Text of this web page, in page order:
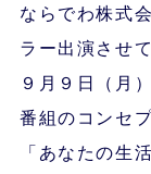
ならでわ株式
ラー出演させ
９月９日（月
番組のコンセ
「あなたの生